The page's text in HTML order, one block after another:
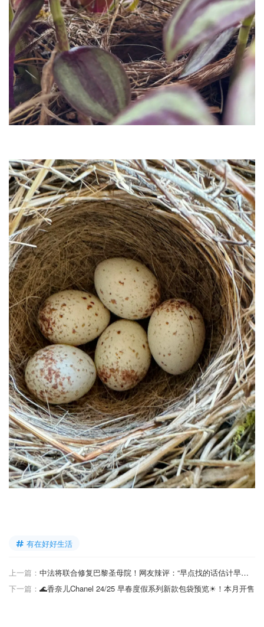
有在好好生活
上一篇：
中法将联合修复巴黎圣母院！网友辣评：“早点找的话估计早修好了”
下一篇： 🌊香奈儿Chanel 24/25 早春度假系列新款包袋预览☀！本月开售